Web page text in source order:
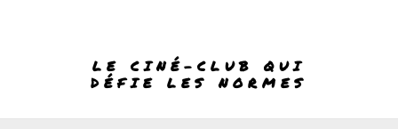
LE CINÉ-CLUB QUI
DÉFIE LES NORMES